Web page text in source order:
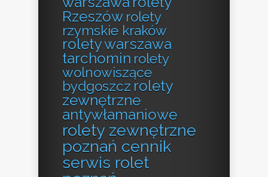
Rzeszów rolety
rzymskie kraków
rolety warszawa
tarchomin rolety
wolnowiszące
bydgoszcz rolety
zewnętrzne
antywłamaniowe
rolety zewnętrzne
poznań cennik
serwis rolet